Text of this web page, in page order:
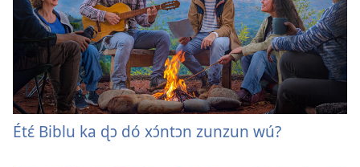
Étɛ́ Biblu ka ɖɔ dó xɔ́ntɔn zunzun wú?